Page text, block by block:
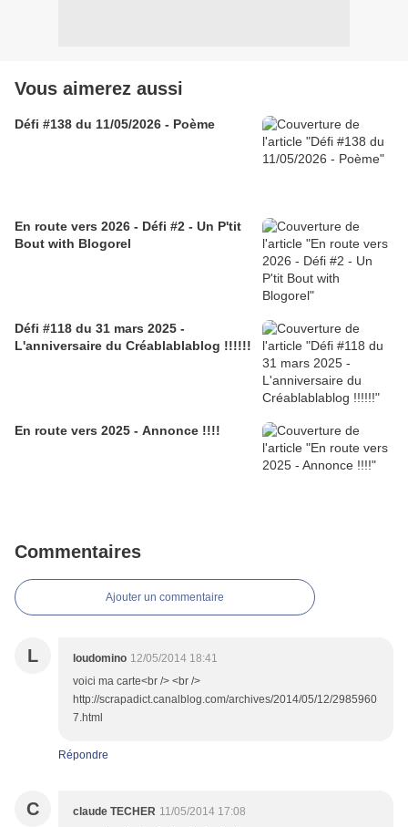
Vous aimerez aussi
Défi #138 du 11/05/2026 - Poème
En route vers 2026 - Défi #2 - Un P'tit
Bout with Blogorel
Défi #118 du 31 mars 2025 -
L'anniversaire du Créablablablog !!!!!!
En route vers 2025 - Annonce !!!!
Commentaires
Ajouter un commentaire
L loudomino 12/05/2014 18:41
voici ma carte<br /> <br />
http://scrapadict.canalblog.com/archives/2014/05/12/2985960
7.html
Répondre
C claude TECHER 11/05/2014 17:08